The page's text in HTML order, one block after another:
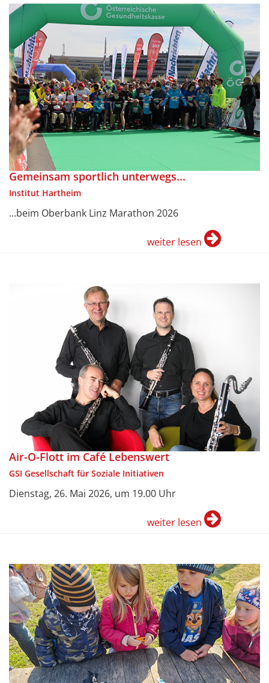
Gemeinsam sportlich unterwegs...
Institut Hartheim
...beim Oberbank Linz Marathon 2026
weiter lesen
Air-O-Flott im Café Lebenswert
GSI Gesellschaft für Soziale Initiativen
Dienstag, 26. Mai 2026, um 19.00 Uhr
weiter lesen